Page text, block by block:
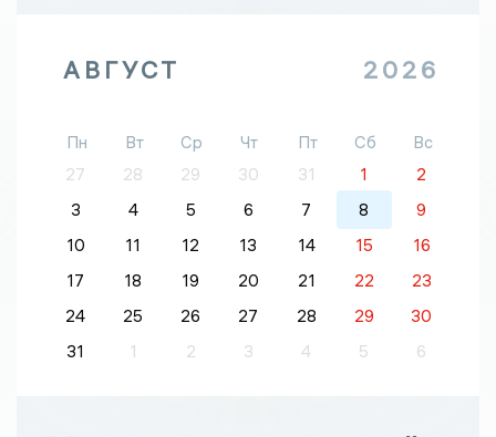
АВГУСТ 2026
Пн Вт Ср Чт Пт Сб
Вс
27
28 29 30 31 1
2
3
4 5 6 7 8
9
10
11 12 13 14 15
16
17
18 19 20 21 22
23
24
25 26 27 28 29
30
31
1 2 3 4 5 6